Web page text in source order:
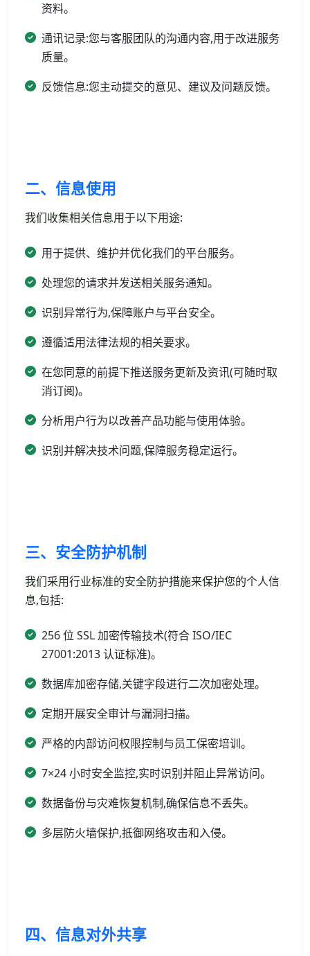
资料。
通讯记录:您与客服团队的沟通内容,用于改进服务
质量。
反馈信息:您主动提交的意见、建议及问题反馈。
二、信息使用
我们收集相关信息用于以下用途:
用于提供、维护并优化我们的平台服务。
处理您的请求并发送相关服务通知。
识别异常行为,保障账户与平台安全。
遵循适用法律法规的相关要求。
在您同意的前提下推送服务更新及资讯(可随时取
消订阅)。
分析用户行为以改善产品功能与使用体验。
识别并解决技术问题,保障服务稳定运行。
三、安全防护机制
我们采用行业标准的安全防护措施来保护您的个人信
息,包括:
256 位 SSL 加密传输技术(符合 ISO/IEC
27001:2013 认证标准)。
数据库加密存储,关键字段进行二次加密处理。
定期开展安全审计与漏洞扫描。
严格的内部访问权限控制与员工保密培训。
7×24 小时安全监控,实时识别并阻止异常访问。
数据备份与灾难恢复机制,确保信息不丢失。
多层防火墙保护,抵御网络攻击和入侵。
四、信息对外共享